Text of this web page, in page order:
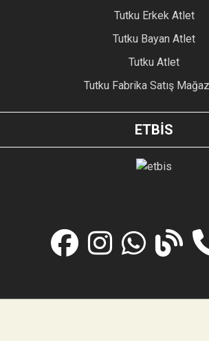
Tutku Erkek Atlet
Tutku Bayan Atlet
Tutku Atlet
Tutku Fabrika Satış
ETBİS